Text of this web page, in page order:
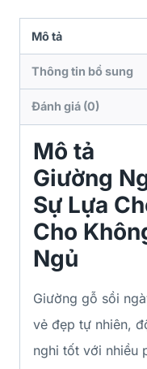
Mô tả
Thông tin bổ sung
Đánh giá (0)
Mô tả
Giường
Sự Lựa
Cho
Ngủ
Giường gỗ sồi
vẻ đẹp tự nhiên,
nghi tốt với nhiều